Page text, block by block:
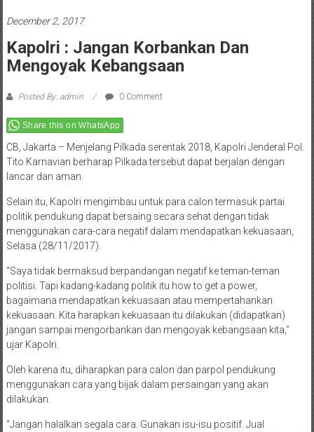
December 2, 2017
Kapolri : Jangan Korbankan Dan
Mengoyak Kebangsaan
Posted By: admin 0 Comment
Share this on WhatsApp
CB, Jakarta – Menjelang Pilkada serentak 2018, Kapolri Jenderal Pol.
Tito Karnavian berharap Pilkada tersebut dapat berjalan dengan
lancar dan aman.
Selain itu, Kapolri mengimbau untuk para calon termasuk partai
politik pendukung dapat bersaing secara sehat dengan tidak
menggunakan cara-cara negatif dalam mendapatkan kekuasaan,
Selasa (28/11/2017).
“Saya tidak bermaksud berpandangan negatif ke teman-teman
politisi. Tapi kadang-kadang politik itu how to get a power,
bagaimana mendapatkan kekuasaan atau mempertahankan
kekuasaan. Kita harapkan kekuasaan itu dilakukan (didapatkan)
jangan sampai mengorbankan dan mengoyak kebangsaan kita,”
ujar Kapolri.
Oleh karena itu, diharapkan para calon dan parpol pendukung
menggunakan cara yang bijak dalam persaingan yang akan
dilakukan.
“Jangan halalkan segala cara. Gunakan isu-isu positif. Jual